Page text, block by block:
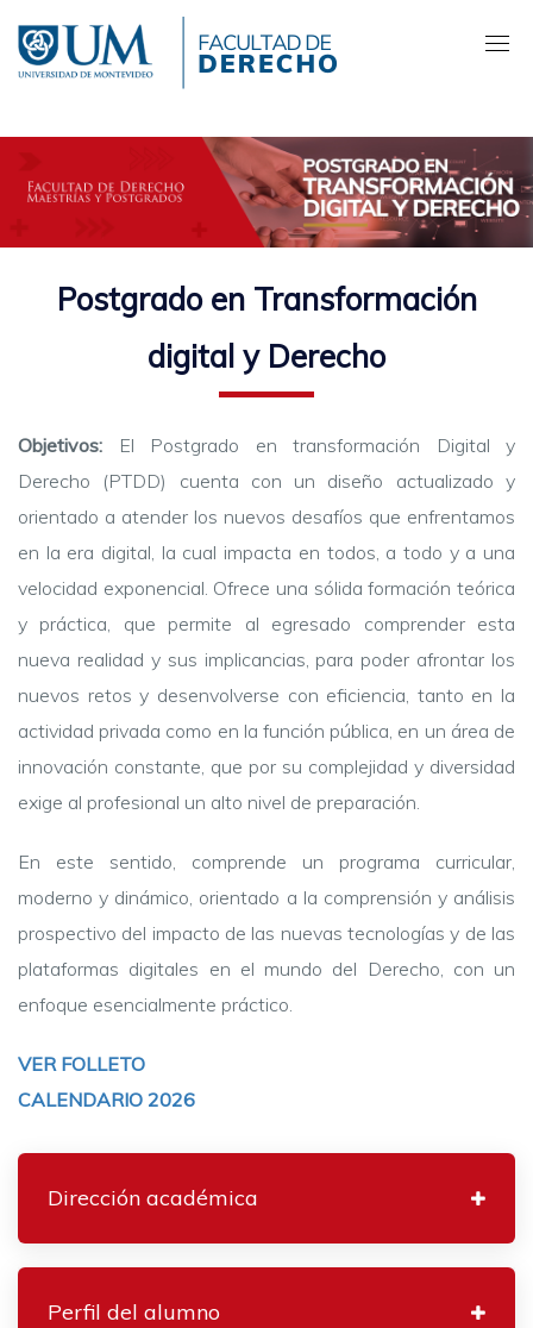
contenido
principal
Postgrado en Transformación
digital y Derecho
Objetivos: El Postgrado en transformación Digital y
Derecho (PTDD) cuenta con un diseño actualizado y
orientado a atender los nuevos desafíos que enfrentamos
en la era digital, la cual impacta en todos, a todo y a una
velocidad exponencial. Ofrece una sólida formación teórica
y práctica, que permite al egresado comprender esta
nueva realidad y sus implicancias, para poder afrontar los
nuevos retos y desenvolverse con eficiencia, tanto en la
actividad privada como en la función pública, en un área de
innovación constante, que por su complejidad y diversidad
exige al profesional un alto nivel de preparación.
En este sentido, comprende un programa curricular,
moderno y dinámico, orientado a la comprensión y análisis
prospectivo del impacto de las nuevas tecnologías y de las
plataformas digitales en el mundo del Derecho, con un
enfoque esencialmente práctico.
VER FOLLETO
CALENDARIO 2026
Dirección académica
Perfil del alumno